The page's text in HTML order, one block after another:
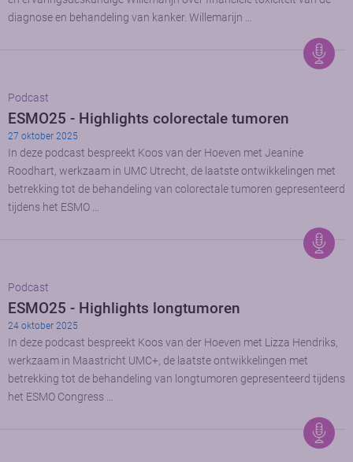
diagnose en behandeling van kanker. Willemarijn …
Podcast
ESMO25 - Highlights colorectale tumoren
27 oktober 2025
In deze podcast bespreekt Koos van der Hoeven met Jeanine
Roodhart, werkzaam in UMC Utrecht, de laatste ontwikkelingen met
betrekking tot de behandeling van colorectale tumoren gepresenteerd
tijdens het ESMO …
Podcast
ESMO25 - Highlights longtumoren
24 oktober 2025
In deze podcast bespreekt Koos van der Hoeven met Lizza Hendriks,
werkzaam in Maastricht UMC+, de laatste ontwikkelingen met
betrekking tot de behandeling van longtumoren gepresenteerd tijdens
het ESMO Congress …